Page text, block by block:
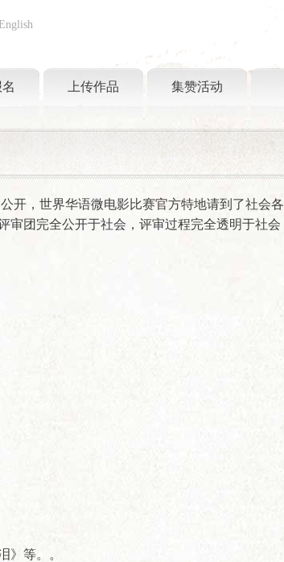
English
上传作品 集赞活动
开，世界华语微电影比赛官方特地请到了社会
审团完全公开于社会，评审过程完全透明于社
》等。。